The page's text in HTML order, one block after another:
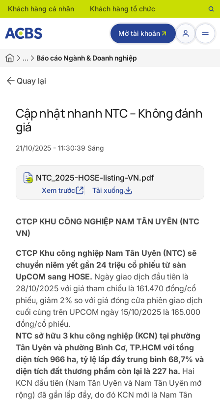
Khách hàng cá nhân Khách hàng tổ chức
Mở tài khoản
… Báo cáo Ngành & Doanh nghiệp
Quay lại
Cập nhật nhanh NTC – Không đánh
giá
21/10/2025 - 11:30:39 Sáng
NTC_2025-HOSE-listing-VN.pdf
Xem trước Tải xuống
CTCP KHU CÔNG NGHIỆP NAM TÂN UYÊN (NTC
VN)
CTCP Khu công nghiệp Nam Tân Uyên (NTC) sẽ
chuyển niêm yết gần 24 triệu cổ phiếu từ sàn
UpCOM sang HOSE. Ngày giao dịch đầu tiên là
28/10/2025 với giá tham chiếu là 161.470 đồng/cổ
phiếu, giảm 2% so với giá đóng cửa phiên giao dịch
cuối cùng trên UPCOM ngày 15/10/2025 là 165.000
đồng/cổ phiếu.
NTC sở hữu 3 khu công nghiệp (KCN) tại phường
Tân Uyên và phường Bình Cơ, TP.HCM với tổng
diện tích 966 ha, tỷ lệ lấp đầy trung bình 68,7% và
diện tích đất thương phẩm còn lại là 227 ha. Hai
KCN đầu tiên (Nam Tân Uyên và Nam Tân Uyên mở
rộng) đã gần lấp đầy, do đó KCN mới là Nam Tân